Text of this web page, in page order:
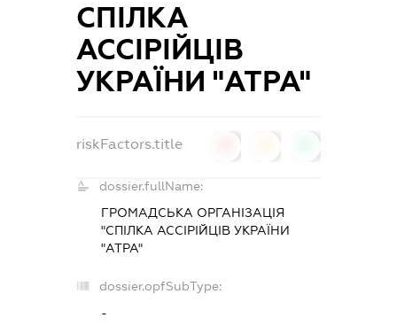
СПІЛКА
АССІРІЙЦІВ
УКРАЇНИ "АТРА"
riskFactors.title
dossier.fullName:
ГРОМАДСЬКА ОРГАНІЗАЦІЯ
"СПІЛКА АССІРІЙЦІВ УКРАЇНИ
"АТРА"
dossier.opfSubType:
-